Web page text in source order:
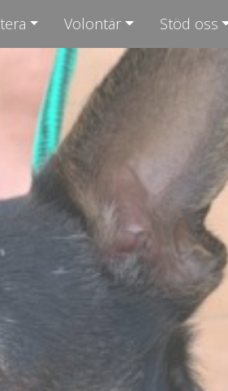
Volontär Stöd oss